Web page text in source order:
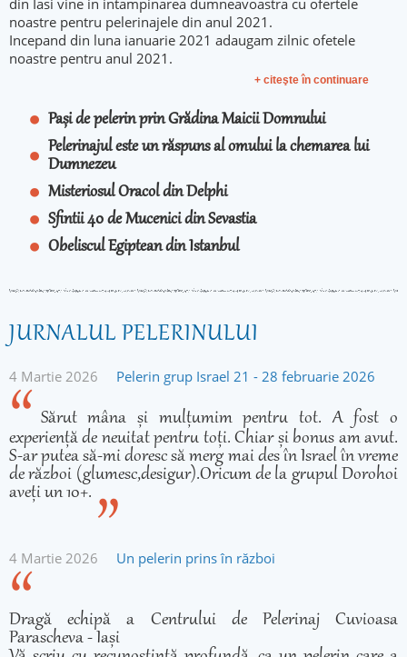
din Iasi vine in intampinarea dumneavoastra cu ofertele
noastre pentru pelerinajele din anul 2021.
Incepand din luna ianuarie 2021 adaugam zilnic ofetele
noastre pentru anul 2021.
+ citeşte în continuare
Pași de pelerin prin Grădina Maicii Domnului
Pelerinajul este un răspuns al omului la chemarea lui
Dumnezeu
Misteriosul Oracol din Delphi
Sfintii 40 de Mucenici din Sevastia
Obeliscul Egiptean din Istanbul
JURNALUL PELERINULUI
4 Martie 2026 Pelerin grup Israel 21 - 28 februarie 2026
Sărut mâna și mulțumim pentru tot. A fost o
experiență de neuitat pentru toți. Chiar și bonus am avut.
S-ar putea să-mi doresc să merg mai des în Israel în vreme
de război (glumesc,desigur).Oricum de la grupul Dorohoi
aveți un 10+.
4 Martie 2026 Un pelerin prins în război
Dragă echipă a Centrului de Pelerinaj Cuvioasa
Parascheva - Iași